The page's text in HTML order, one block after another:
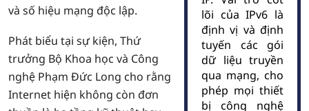
lõi của IPv6 là
định vị và định
tuyến các gói
dữ liệu truyền
qua mạng, cho
phép mọi thiết
bị công nghệ
và số hiệu mạng độc lập.
Phát biểu tại sự kiện, Thứ
trưởng Bộ Khoa học và Công
nghệ Phạm Đức Long cho rằng
Internet hiện không còn đơn